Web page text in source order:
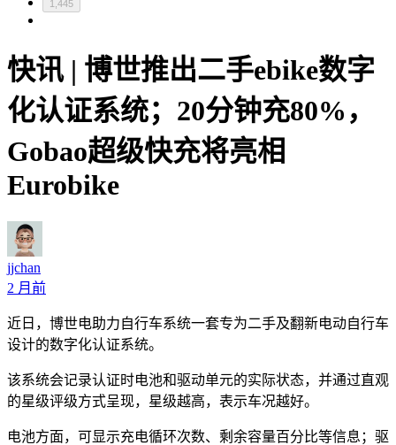
1,445
快讯 | 博世推出二手ebike数字
化认证系统；20分钟充80%，
Gobao超级快充将亮相
Eurobike
jjchan
2 月前
近日，博世电助力自行车系统一套专为二手及翻新电动自行车
设计的数字化认证系统。
该系统会记录认证时电池和驱动单元的实际状态，并通过直观
的星级评级方式呈现，星级越高，表示车况越好。
电池方面，可显示充电循环次数、剩余容量百分比等信息；驱